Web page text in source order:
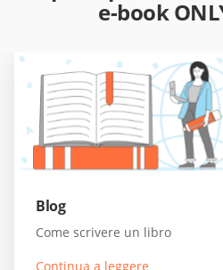
e-book
Blog
Come scrivere un libro
Continua a leggere